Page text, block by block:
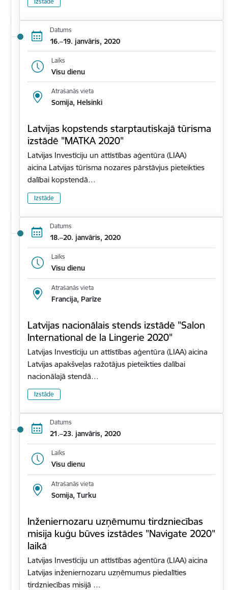
Datums
16.–19. janvāris, 2020
Laiks
Visu dienu
Atrašanās vieta
Somija, Helsinki
Latvijas kopstends starptautiskajā tūrisma
izstādē "MATKA 2020"
Latvijas Investīciju un attīstības aģentūra (LIAA)
aicina Latvijas tūrisma nozares pārstāvjus pieteikties
dalībai kopstendā…
Izstāde
Datums
18.–20. janvāris, 2020
Laiks
Visu dienu
Atrašanās vieta
Francija, Parīze
Latvijas nacionālais stends izstādē "Salon
International de la Lingerie 2020"
Latvijas Investīciju un attīstības aģentūra (LIAA) aicina
Latvijas apakšveļas ražotājus pieteikties dalībai
nacionālajā stendā…
Izstāde
Datums
21.–23. janvāris, 2020
Laiks
Visu dienu
Atrašanās vieta
Somija, Turku
Inženiernozaru uzņēmumu tirdzniecības
misija kuģu būves izstādes "Navigate 2020"
laikā
Latvijas Investīciju un attīstības aģentūra (LIAA) aicina
Latvijas inženiernozaru uzņēmumus piedalīties
tirdzniecības misijā …